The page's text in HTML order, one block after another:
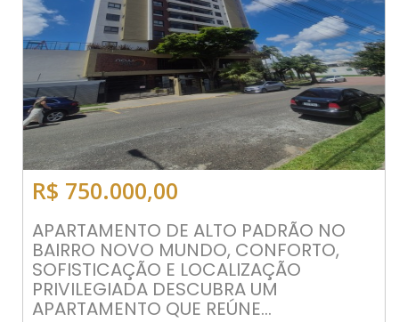
R$ 750.000,00
APARTAMENTO DE ALTO PADRÃO NO
BAIRRO NOVO MUNDO, CONFORTO,
SOFISTICAÇÃO E LOCALIZAÇÃO
PRIVILEGIADA DESCUBRA UM
APARTAMENTO QUE REÚNE...